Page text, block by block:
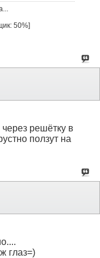
50%]
решётку в
ползут на
глаз=)